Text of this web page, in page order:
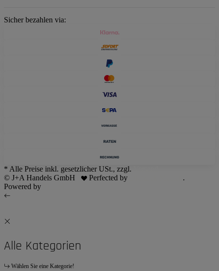
Sicher bezahlen via:
* Alle Preise inkl. gesetzlicher USt., zzgl.
© J+A Handels GmbH
Perfected by
.
Powered by
Alle Kategorien
Wählen Sie eine Kategorie!